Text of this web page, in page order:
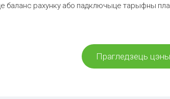
баланс рахунку або падключыце тарыфны
Прагледзець цэны